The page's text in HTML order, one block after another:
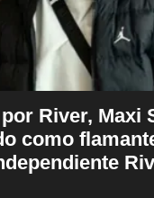
River, Maxi
como